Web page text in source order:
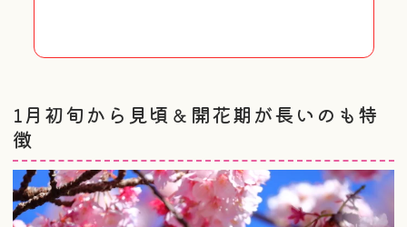
1月初旬から見頃＆開花期が長いのも特
徴